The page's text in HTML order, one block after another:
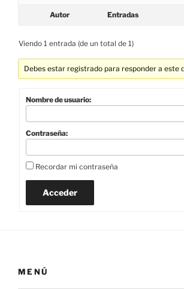
Autor Entradas
Viendo 1 entrada (de un total de 1)
Debes estar registrado para responder a este
Nombre de usuario:
Contraseña:
Recordar mi contraseña
Acceder
MENÚ